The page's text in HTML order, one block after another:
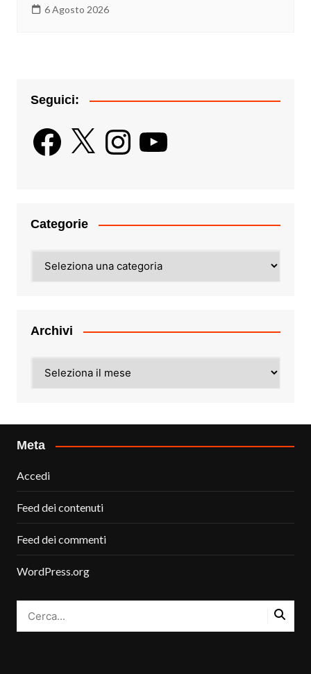
6 Agosto 2026
Seguici:
Facebook
X InstagramYouTube
Categorie
Archivi
Meta
Accedi
Feed dei contenuti
Feed dei commenti
WordPress.org